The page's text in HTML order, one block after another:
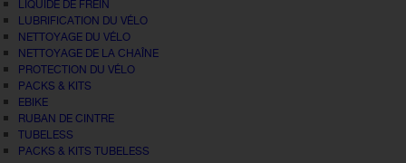
LIQUIDE DE FREIN
LUBRIFICATION DU VÉLO
NETTOYAGE DU VÉLO
NETTOYAGE DE LA CHAÎNE
PROTECTION DU VÉLO
PACKS & KITS
EBIKE
RUBAN DE CINTRE
TUBELESS
PACKS & KITS TUBELESS